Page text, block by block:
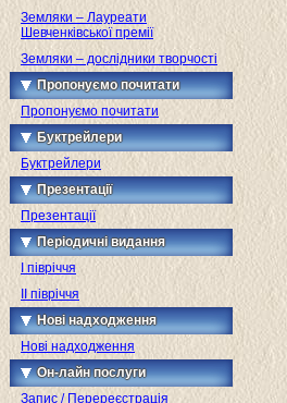
Земляки – Лауреати
Шевченківської премії
Земляки – дослідники творчості
Пропонуємо почитати
Пропонуємо почитати
Буктрейлери
Буктрейлери
Презентації
Презентації
Періодичні видання
I півріччя
II півріччя
Нові надходження
Нові надходження
Он-лайн послуги
Запис / Перереєстрація